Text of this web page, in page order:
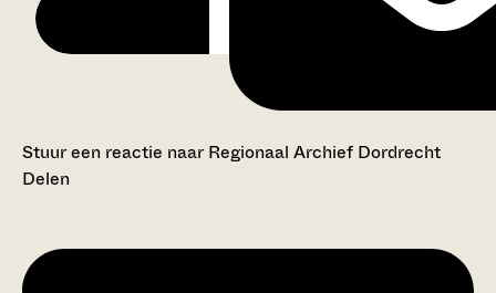
Stuur een reactie naar Regionaal Archief Dordrecht
Delen